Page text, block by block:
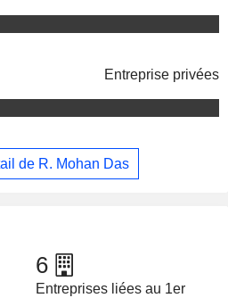
Entreprise privées
de R. Mohan Das
6
Entreprises liées au 1er